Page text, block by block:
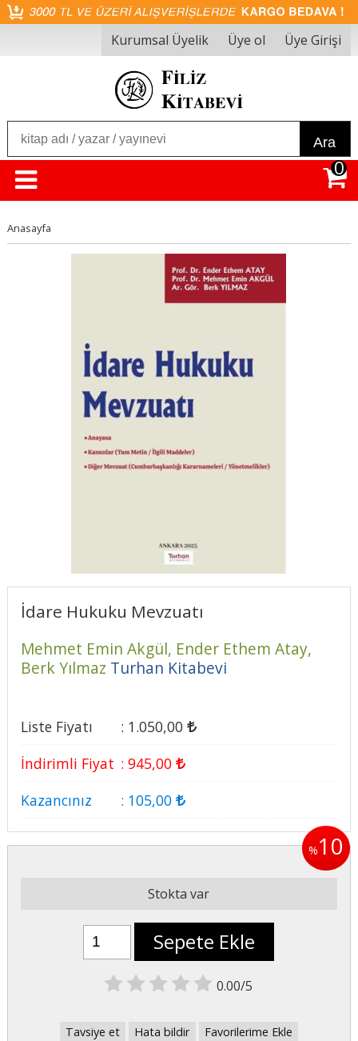
Kurumsal Üyelik Üye ol Üye Girişi
Ara
0
Anasayfa
İdare Hukuku Mevzuatı
Mehmet Emin Akgül, Ender Ethem Atay,
Berk Yılmaz Turhan Kitabevi
Liste Fiyatı : 1.050,00
İndirimli Fiyat : 945,00
Kazancınız
: 105,00
%10
Stokta var
Sepete Ekle
0.00/5
Tavsiye et Hata bildir Favorilerime Ekle